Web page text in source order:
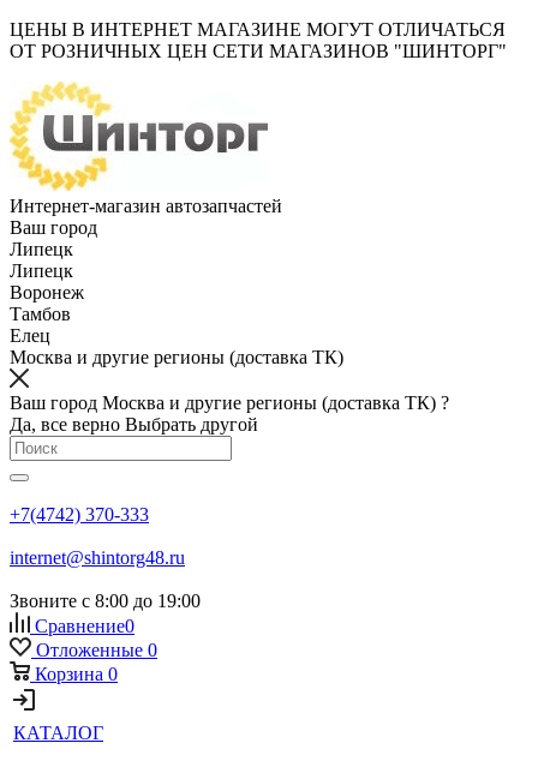
ЦЕНЫ В ИНТЕРНЕТ МАГАЗИНЕ МОГУТ ОТЛИЧАТЬСЯ
ОТ РОЗНИЧНЫХ ЦЕН СЕТИ МАГАЗИНОВ "ШИНТОРГ"
Интернет-магазин автозапчастей
Ваш город
Липецк
Липецк
Воронеж
Тамбов
Елец
Москва и другие регионы (доставка ТК)
Ваш город Москва и другие регионы (доставка ТК) ?
Да, все верно Выбрать другой
+7(4742) 370-333
internet@shintorg48.ru
Звоните с 8:00 до 19:00
Сравнение0
Отложенные 0
Корзина 0
КАТАЛОГ